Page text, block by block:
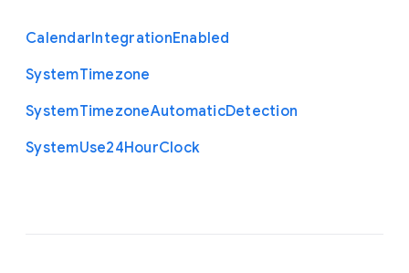
CalendarIntegrationEnabled
SystemTimezone
SystemTimezoneAutomaticDetection
SystemUse24HourClock